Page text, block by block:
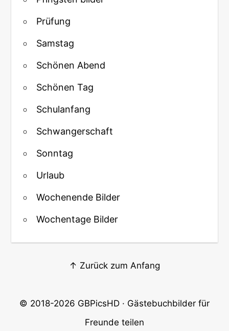
Prüfung
Samstag
Schönen Abend
Schönen Tag
Schulanfang
Schwangerschaft
Sonntag
Urlaub
Wochenende Bilder
Wochentage Bilder
↑ Zurück zum Anfang
© 2018-2026 GBPicsHD · Gästebuchbilder für
Freunde teilen